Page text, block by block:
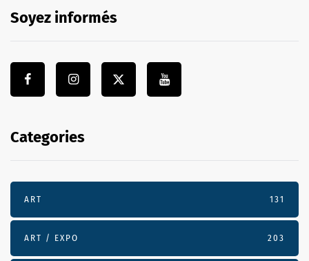
Soyez informés
Categories
ART 131
ART / EXPO 203